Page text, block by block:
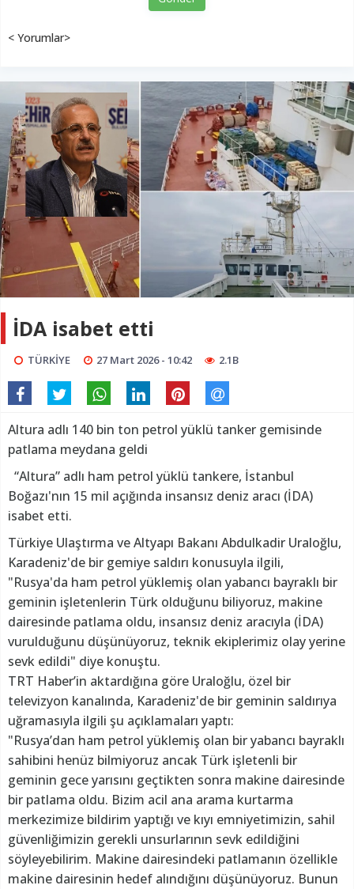
< Yorumlar>
İDA isabet etti
TÜRKİYE 27 Mart 2026 - 10:42 2.1B
Altura adlı 140 bin ton petrol yüklü tanker gemisinde
patlama meydana geldi
“Altura” adlı ham petrol yüklü tankere, İstanbul
Boğazı'nın 15 mil açığında insansız deniz aracı (İDA)
isabet etti.
Türkiye Ulaştırma ve Altyapı Bakanı Abdulkadir Uraloğlu,
Karadeniz'de bir gemiye saldırı konusuyla ilgili,
"Rusya'da ham petrol yüklemiş olan yabancı bayraklı bir
geminin işletenlerin Türk olduğunu biliyoruz, makine
dairesinde patlama oldu, insansız deniz aracıyla (İDA)
vurulduğunu düşünüyoruz, teknik ekiplerimiz olay yerine
sevk edildi" diye konuştu.
TRT Haber’in aktardığına göre Uraloğlu, özel bir
televizyon kanalında, Karadeniz'de bir geminin saldırıya
uğramasıyla ilgili şu açıklamaları yaptı:
"Rusya’dan ham petrol yüklemiş olan bir yabancı bayraklı
sahibini henüz bilmiyoruz ancak Türk işletenli bir
geminin gece yarısını geçtikten sonra makine dairesinde
bir patlama oldu. Bizim acil ana arama kurtarma
merkezimize bildirim yaptığı ve kıyı emniyetimizin, sahil
güvenliğimizin gerekli unsurlarının sevk edildiğini
söyleyebilirim. Makine dairesindeki patlamanın özellikle
makine dairesinin hedef alındığını düşünüyoruz. Bunun